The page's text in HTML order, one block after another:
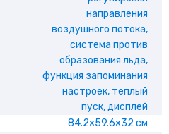
направления
воздушного потока,
система против
образования льда,
функция запоминания
настроек, теплый
пуск, дисплей
84.2×59.6×32 см